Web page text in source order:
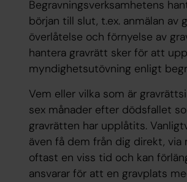
Begravningsverksamhetens
början till slut, t.ex. anmälan av
överlåtelse och förnyelse av
hantera gravrätt sker för att
myndighetsutövning enligt
Vem eller vilka som är
sex månader efter dödsfallet
gravrätten har upplåtits.
även få dem från dig direkt,
oftast en viss tid och kan
ansvarar för att en gravplats